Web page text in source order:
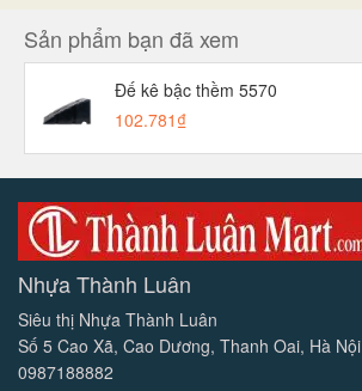
Sản phẩm bạn đã xem
Đế kê bậc thềm 5570
102.781₫
Nhựa Thành Luân
Siêu thị Nhựa Thành Luân
Số 5 Cao Xã, Cao Dương, Thanh Oai, Hà Nội
0987188882